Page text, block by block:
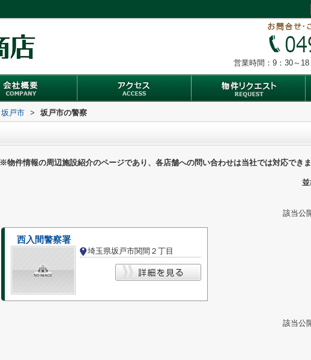
営業時間：9：30～18
坂戸市 > 坂戸市の警察
※物件情報の周辺施設紹介のページであり、各店舗への問い合わせは当社では対応できま
並
該当公
西入間警察署
埼玉県坂戸市関間２丁目
該当公